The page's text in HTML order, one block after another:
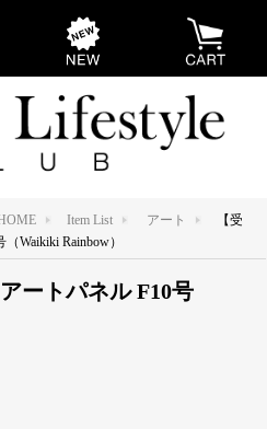
Item List アート
【受
Waikiki Rainbow）
ートパネル F10号